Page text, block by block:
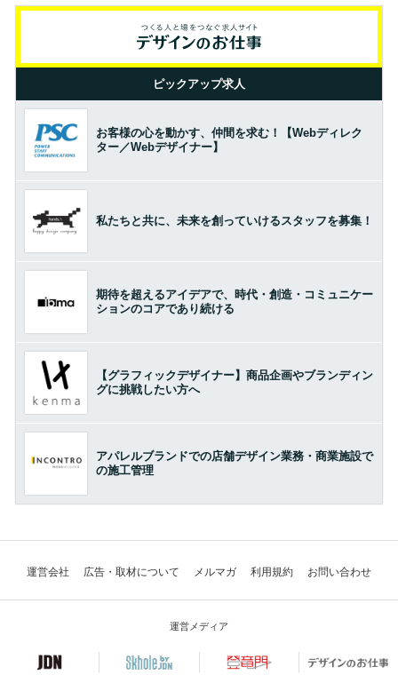
ピックアップ求人
お客様の心を動かす、仲間を求む！【Webディレク
ター／Webデザイナー】
私たちと共に、未来を創っていけるスタッフを募集！
期待を超えるアイデアで、時代・創造・コミュニケー
ションのコアであり続ける
【グラフィックデザイナー】商品企画やブランディン
グに挑戦したい方へ
アパレルブランドでの店舗デザイン業務・商業施設で
の施工管理
運営会社 広告・取材について メルマガ 利用規約 お問い合わせ
運営メディア